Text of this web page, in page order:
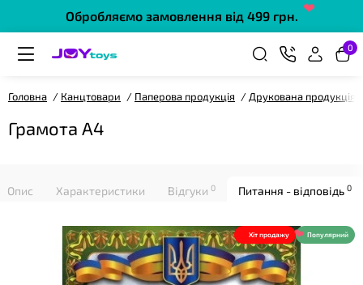
Обробляємо замовлення від 499 грн.
0
Головна Канцтовари Паперова продукція Друкована продукція
Грамота А4
Опис Характеристики Відгуки 0 Питання - відповідь 0
Хіт продажу Популярний
❤